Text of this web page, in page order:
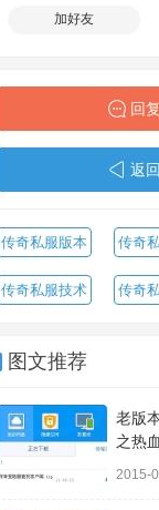
加好友
回
返
传奇私服版本 传奇
传奇私服技术 传奇
图文推荐
老版
之热
2015-